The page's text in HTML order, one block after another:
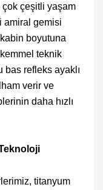
çeşitli yaşam
amiral gemisi
boyutuna
teknik
refleks ayaklı
verir ve
daha hızlı
titanyum